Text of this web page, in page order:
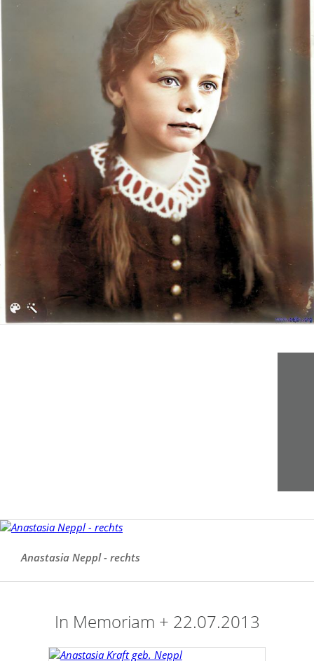
Anastasia Neppl - rechts
In Memoriam + 22.07.2013